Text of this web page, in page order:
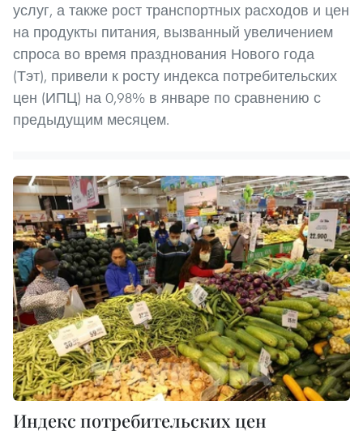
услуг, а также рост транспортных расходов и цен
на продукты питания, вызванный увеличением
спроса во время празднования Нового года
(Тэт), привели к росту индекса потребительских
цен (ИПЦ) на 0,98% в январе по сравнению с
предыдущим месяцем.
Индекс потребительских цен